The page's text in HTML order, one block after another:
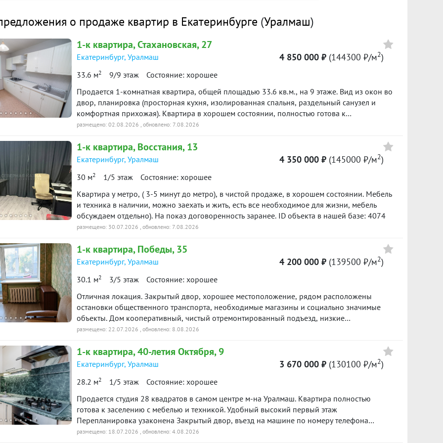
лет %
платёж 45 200 ₽
формуле и является ориентировочным. Точную ставку и условия уточняйте в банке.
Срок Цена
квартира · 22 м² · 2/3 этаж 14 марта 2025
90 дн.
50000 ₽/м²
о продаже квартир в Екатеринбурге (Уралмаш)
1-к квартира, Стахановская, 27
Екатеринбург, Уралмаш
33.6 м2 9/9 этаж Состояние: хорошее
4 850 000 ₽ (144300 ₽/м2)
Продается 1-комнатная квартира, общей площадью 33.6 кв.м., на 9 этаже. Вид из окон во
двор, планировка (просторная кухня, изолированная спальня, раздельный санузел и
комфортная прихожая). Квартира в хорошем состоянии, полностью готова к
проживанию (фотографии соответствуют). Новым владельцам остается все, что есть на
расположен в северной части города с хорошо развитой инфраструктурой. Уникальное
местоположение, на расстоянии вытянутой руки есть все необходимое для комфортной
жизни, супермаркеты и магазины, пункт выдачи товаров, несколько школ и детских
садов в шаговой доступности, парк. Отличная транспортная доступность, в ближайшей
доступности 15 минут пешком, станция метро «Уралмаш», возможность добраться в
любую часть города очень легко и доступно. Квартира без залогов и обременений.
Чистая продажа, освобождена, один взрослый собственник. ID объекта в нашей базе:
7687
размещено: 02.08.2026 , обновлено: 7.08.2026
1-к квартира, Восстания, 13
Екатеринбург, Уралмаш
30 м2 1/5 этаж Состояние: хорошее
4 350 000 ₽ (145000 ₽/м2)
Квартира у метро, ( 3-5 минут до метро), в чистой продаже, в хорошем состоянии. Мебель
и техника в наличии, можно заехать и жить, есть все необходимое для жизни, мебель
обсуждаем отдельно). На показ договоренность заранее. ID объекта в нашей базе: 4074
размещено: 30.07.2026 , обновлено: 7.08.2026
1-к квартира, Победы, 35
Екатеринбург, Уралмаш
30.1 м2 3/5 этаж Состояние: хорошее
4 200 000 ₽ (139500 ₽/м2)
Отличная локация. Закрытый двор, хорошее местоположение, рядом расположены
остановки общественного транспорта, необходимые магазины и социально значимые
объекты. Дом кооперативный, чистый отремонтированный подъезд, низкие
коммунальные платежи. Чистая продажа, квартира не в залоге, не в ипотеке.
использования ипотечных средств и средств МСК. Быстрый выход на сделку. ID объекта в
нашей базе: 1185
размещено: 22.07.2026 , обновлено: 8.08.2026
1-к квартира, 40-летия Октября, 9
Екатеринбург, Уралмаш
28.2 м2 1/5 этаж Состояние: хорошее
3 670 000 ₽ (130100 ₽/м2)
Продается студия 28 квадратов в самом центре м-на Уралмаш. Квартира полностью
готова к заселению с мебелью и техникой. Удобный высокий первый этаж
Перепланировка узаконена Закрытый двор, въезд на машине по номеру телефона
Стояки поменяны Реставрация фасада Все необходимое рядом магазины в том числе
размещено: 18.07.2026 , обновлено: 4.08.2026